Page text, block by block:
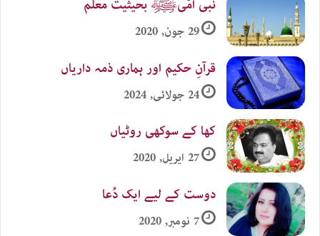
نبی اُمّیﷺ بحیثیت معلم
29 جون, 2020
قرآنِ حکیم اور ہماری ذمہ داریاں
24 جولائی, 2024
کھا کے سوکھی روٹیاں
27 اپریل, 2020
دوست کے لیے ایک دُعا
7 نومبر, 2020